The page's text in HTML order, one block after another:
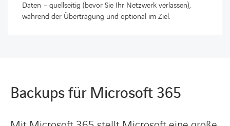
Daten – quellseitig (bevor Sie Ihr Netzwerk verlassen),
während der Übertragung und optional im Ziel.
Backups für Microsoft 365